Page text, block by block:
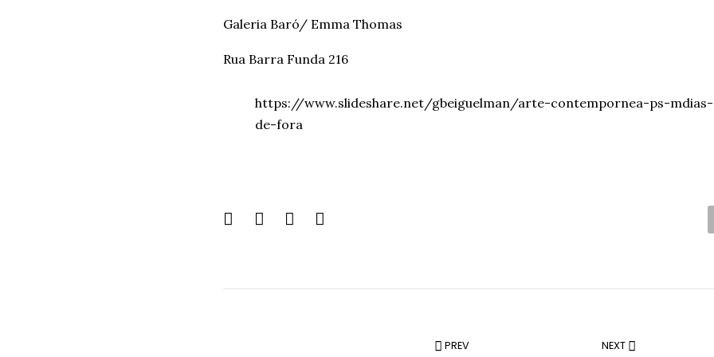
Galeria Baró/ Emma Thomas
Rua Barra Funda 216
https://www.slideshare.net/gbeiguelman/arte-contempornea-ps-
de-fora
Share
PREV NEXT